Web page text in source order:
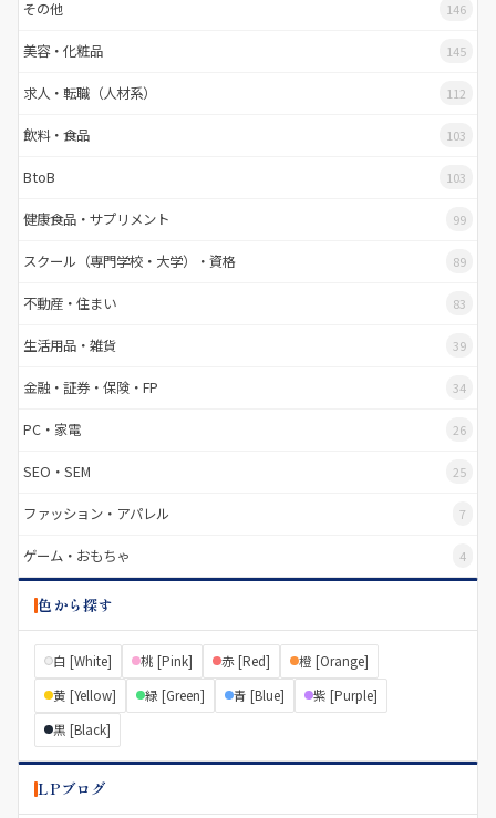
その他 146
美容・化粧品 145
求人・転職（人材系） 112
飲料・食品 103
BtoB 103
健康食品・サプリメント 99
スクール（専門学校・大学）・資格 89
不動産・住まい 83
生活用品・雑貨 39
金融・証券・保険・FP 34
PC・家電 26
SEO・SEM 25
ファッション・アパレル 7
ゲーム・おもちゃ 4
色から探す
白 [White] 桃 [Pink] 赤 [Red]
橙 [Orange]
黄 [Yellow]
緑 [Green] 青 [Blue]
紫 [Purple]
黒 [Black]
LPブログ